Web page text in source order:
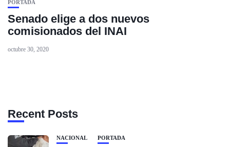
PORTADA
Senado elige a dos nuevos
comisionados del INAI
octubre 30, 2020
Recent Posts
NACIONAL PORTADA